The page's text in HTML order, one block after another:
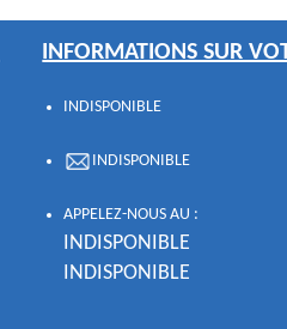
INFORMATIONS SUR
INDISPONIBLE
INDISPONIBLE
APPELEZ-NOUS AU :
INDISPONIBLE
INDISPONIBLE